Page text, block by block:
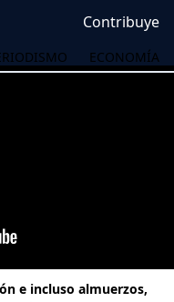
Contribuye
ECONOMÍA
e incluso almuerzos,